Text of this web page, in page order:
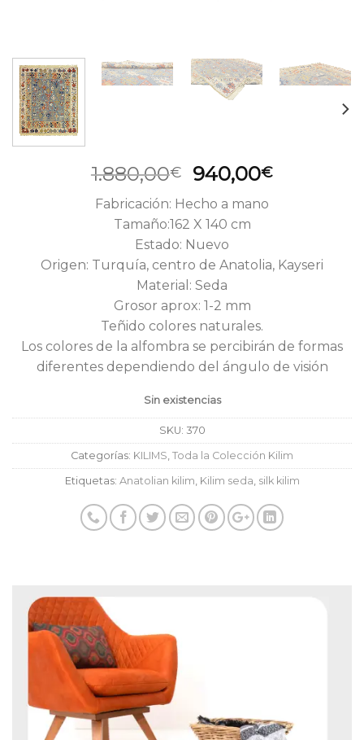
1.880,00€
El
precio
original
era:
1.880,00€.
940,00€El
Fabricación: Hecho a mano
Tamaño:162 X 140 cm
Estado: Nuevo
Origen: Turquía, centro de Anatolia, Kayseri
Material: Seda
Grosor aprox: 1-2 mm
Teñido colores naturales.
Los colores de la alfombra se percibirán de formas
diferentes dependiendo del ángulo de visión
Sin existencias
SKU: 370
Categorías: KILIMS Toda la Colección Kilim
Etiquetas: Anatolian kilim Kilim seda silk kilim